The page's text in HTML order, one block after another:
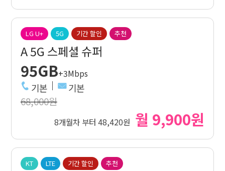
LG U+ 5G 기간 할인 추천
A 5G 스페셜 슈퍼
95GB+3Mbps
기본 기본
68,000원
8개월차 부터 48,420원 월 9,900원
KT LTE 기간 할인 추천